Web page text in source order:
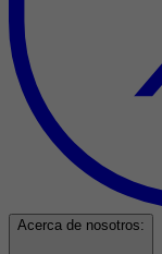
Acerca de nosotros: